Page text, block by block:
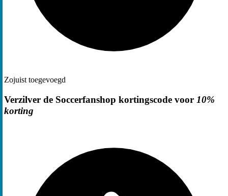
Zojuist toegevoegd
Verzilver de Soccerfanshop kortingscode voor 10%
korting